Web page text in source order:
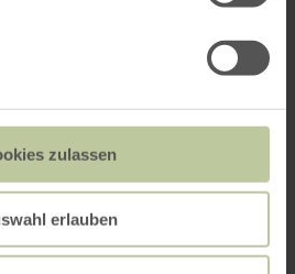
zulassen
erlauben
un devis